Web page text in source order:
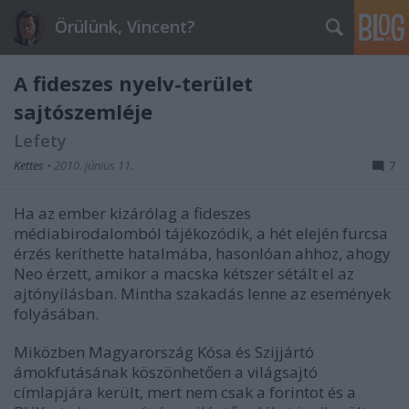
Örülünk, Vincent?
A fideszes nyelv-terület
sajtószemléje
Lefety
Kettes • 2010. június 11. 7
Ha az ember kizárólag a fideszes
médiabirodalomból tájékozódik, a hét elején furcsa
érzés keríthette hatalmába, hasonlóan ahhoz, ahogy
Neo érzett, amikor a macska kétszer sétált el az
ajtónyílásban. Mintha szakadás lenne az események
folyásában.
Miközben Magyarország Kósa és Szijjártó
ámokfutásának köszönhetően a világsajtó
címlapjára került, mert nem csak a forintot és a